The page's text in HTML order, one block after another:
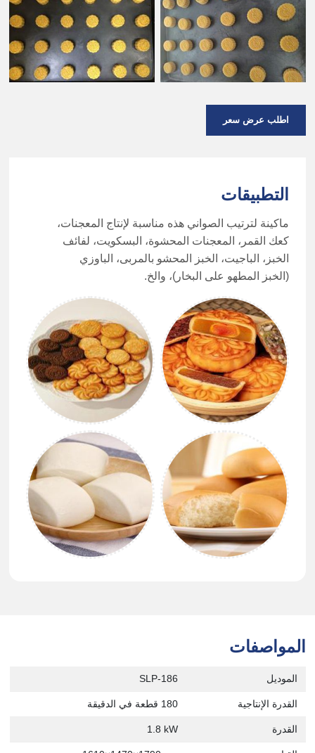
اطلب عرض سعر
التطبيقات
ماكينة لترتيب الصواني هذه مناسبة لإنتاج المعجنات،
كعك القمر، المعجنات المحشوة، البسكويت، لفائف
الخبز، الباجيت، الخبز المحشو بالمربى، الباوزي
(الخبز المطهو على البخار)، والخ.
المواصفات
الموديل SLP-186
القدرة الإنتاجية 180 قطعة في الدقيقة
القدرة 1.8 kW